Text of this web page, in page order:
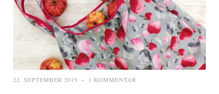
22. SEPTEMBER 2019 ~ 1 KOMMENTAR